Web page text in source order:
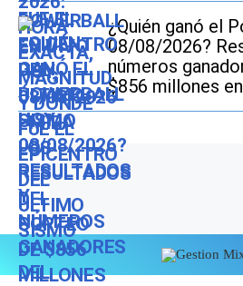
¿Quién ganó el
08/08/2026?
números
$856 millones en